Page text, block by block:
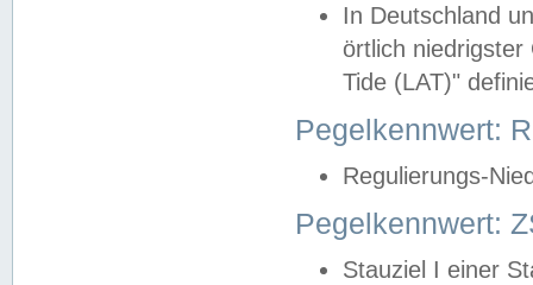
In Deutschland
örtlich
Tide (LAT)"
Pegelkennwert:
Regulierungs-
Pegelkennwert:
Stauziel I einer